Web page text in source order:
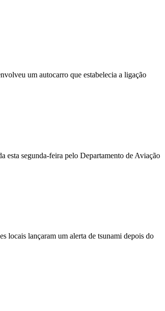
um autocarro que estabelecia a ligação
esta segunda-feira pelo Departamento de Aviação
locais lançaram um alerta de tsunami depois do